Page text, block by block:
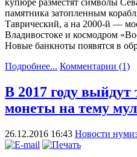
купюре разместят символы
памятника затопленным
Таврический, а на 2000-й —
Владивостоке и космодром
Новые банкноты появятся в
Подробнее... Комментарии (1)
В 2017 году выйдут
монеты на тему
26.12.2016 16:43 Новости